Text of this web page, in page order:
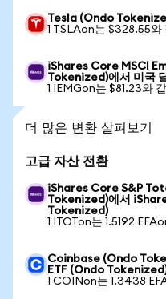
Tesla (Ondo
1 TSLAon는 $328.55와
iShares Core MSCI
Tokenized)에서 미국
1 IEMGon는 $81.23와
더 많은 변환 살펴보기
고급 자산 전환
iShares Core S&P
Tokenized)에서
Tokenized)
1 ITOTon는 1.5192
Coinbase (Ondo
ETF (Ondo
1 COINon는 1.3438